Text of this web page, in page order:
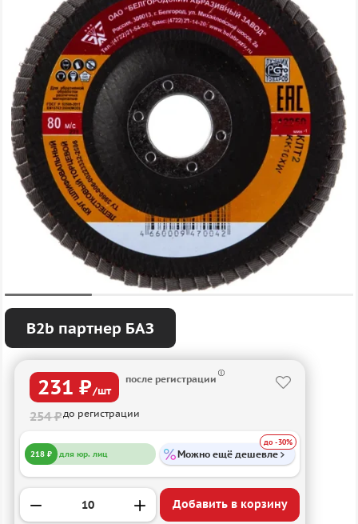
B2b партнер БАЗ
231 ₽/шт
после регистрации
254 ₽до регистрации
218 ₽ для юр. лиц Можно ещё дешевле
до -30%
Добавить в корзину